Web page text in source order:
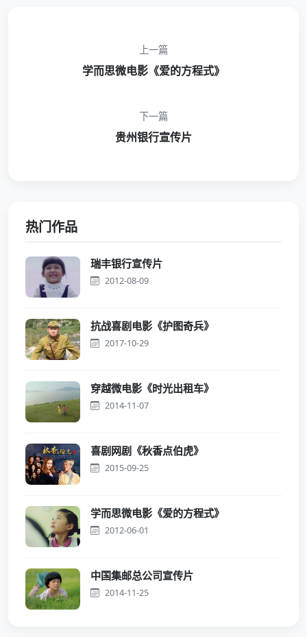
上一篇
学而思微电影《爱的方程式》
下一篇
贵州银行宣传片
热门作品
瑞丰银行宣传片
2012-08-09
抗战喜剧电影《护图奇兵》
2017-10-29
穿越微电影《时光出租车》
2014-11-07
喜剧网剧《秋香点伯虎》
2015-09-25
学而思微电影《爱的方程式》
2012-06-01
中国集邮总公司宣传片
2014-11-25